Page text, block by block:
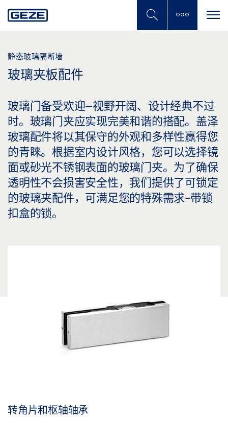
to
静态玻璃隔断墙
玻璃夹板配件
玻璃门备受欢迎–视野开阔、设计经典不过
时。玻璃门夹应实现完美和谐的搭配。盖泽
玻璃配件将以其保守的外观和多样性赢得您
的青睐。根据室内设计风格，您可以选择镜
面或砂光不锈钢表面的玻璃门夹。为了确保
透明性不会损害安全性，我们提供了可锁定
的玻璃夹配件，可满足您的特殊需求-带锁
扣盒的锁。
转角片和枢轴轴承